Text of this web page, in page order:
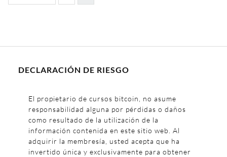
DECLARACIÓN DE RIESGO
El propietario de cursos bitcoin, no asume
responsabilidad alguna por pérdidas o daños
como resultado de la utilización de la
información contenida en este sitio web. Al
adquirir la membresía, usted acepta que ha
invertido única y exclusivamente para obtener